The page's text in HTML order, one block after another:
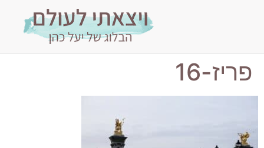
פריז-16